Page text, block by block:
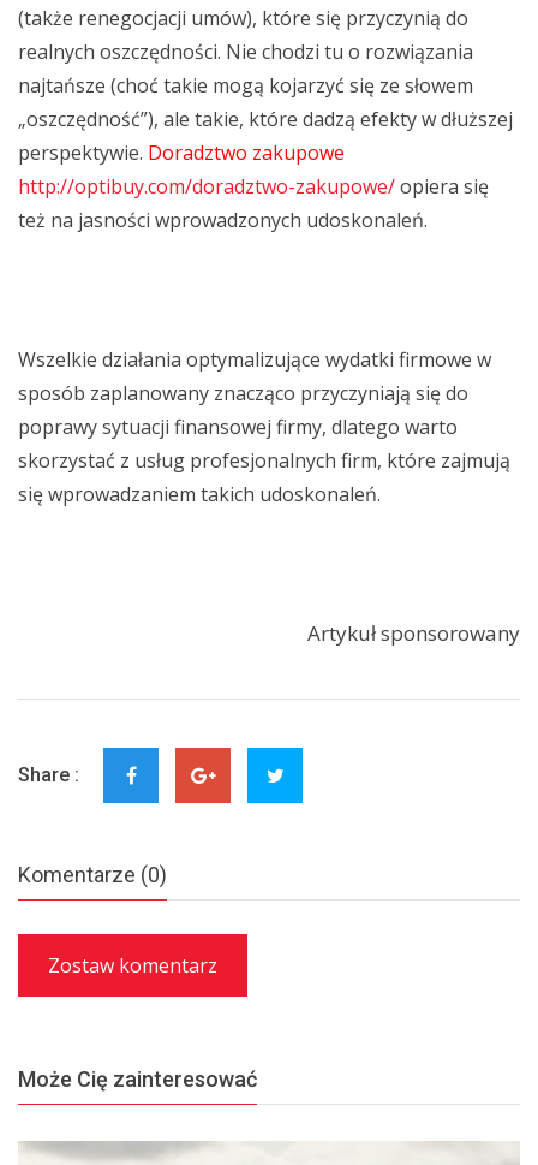
(także renegocjacji umów), które się przyczynią do
realnych oszczędności. Nie chodzi tu o rozwiązania
najtańsze (choć takie mogą kojarzyć się ze słowem
„oszczędność”), ale takie, które dadzą efekty w dłuższej
perspektywie. Doradztwo zakupowe
http://optibuy.com/doradztwo-zakupowe/opiera się
też na jasności wprowadzonych udoskonaleń.
Wszelkie działania optymalizujące wydatki firmowe w
sposób zaplanowany znacząco przyczyniają się do
poprawy sytuacji finansowej firmy, dlatego warto
skorzystać z usług profesjonalnych firm, które zajmują
się wprowadzaniem takich udoskonaleń.
Artykuł sponsorowany
Share :
Komentarze (0)
Zostaw komentarz
Może Cię zainteresować